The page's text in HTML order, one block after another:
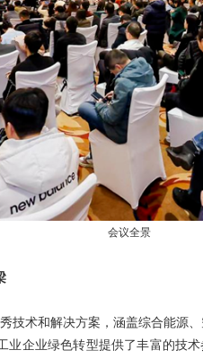
会议全景
技术和解决方案，涵盖综合能源
业企业绿色转型提供了丰富的技